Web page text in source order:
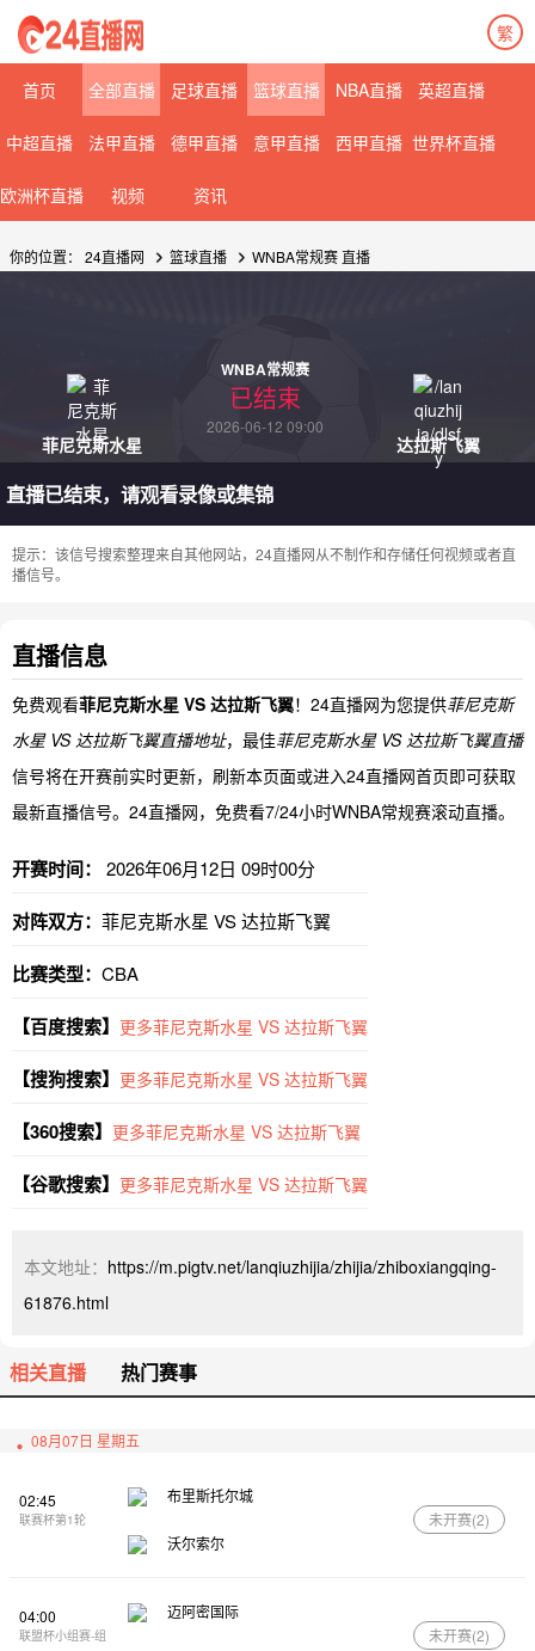
繁
首页 全部直播 足球直播 篮球直播 NBA直播 英超直播
中超直播 法甲直播 德甲直播 意甲直播 西甲直播 世界杯直播
欧洲杯直播 视频 资讯
你的位置： 24直播网 篮球直播 WNBA常规赛 直播
菲尼克斯水星
WNBA常规赛
已结束
2026-06-12 09:00
达拉斯飞翼
直播已结束，请观看录像或集锦
提示：该信号搜索整理来自其他网站，24直播网从不制作和存储任何视频或者直
播信号。
直播信息
免费观看菲尼克斯水星 VS 达拉斯飞翼！24直播网为您提供菲尼克斯
水星 VS 达拉斯飞翼直播地址，最佳菲尼克斯水星 VS 达拉斯飞翼直播
信号将在开赛前实时更新，刷新本页面或进入24直播网首页即可获取
最新直播信号。24直播网，免费看7/24小时WNBA常规赛滚动直播。
开赛时间： 2026年06月12日 09时00分
对阵双方： 菲尼克斯水星 VS 达拉斯飞翼
比赛类型： CBA
【百度搜索】 更多菲尼克斯水星 VS 达拉斯飞翼
【搜狗搜索】 更多菲尼克斯水星 VS 达拉斯飞翼
【360搜索】 更多菲尼克斯水星 VS 达拉斯飞翼
【谷歌搜索】 更多菲尼克斯水星 VS 达拉斯飞翼
本文地址： https://m.pigtv.net/lanqiuzhijia/zhijia/zhiboxiangqing-
61876.html
相关直播 热门赛事
08月07日 星期五
02:45
联赛杯第1轮
布里斯托尔城
沃尔索尔
未开赛(2)
04:00
联盟杯小组赛-组
迈阿密国际
未开赛(2)